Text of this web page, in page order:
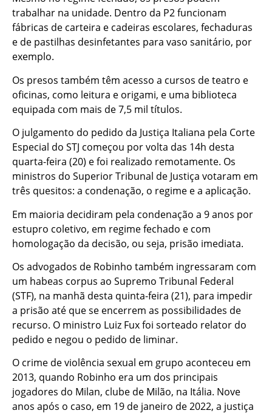
trabalhar na unidade. Dentro da P2 funcionam
fábricas de carteira e cadeiras escolares, fechaduras
e de pastilhas desinfetantes para vaso sanitário, por
exemplo.
Os presos também têm acesso a cursos de teatro e
oficinas, como leitura e origami, e uma biblioteca
equipada com mais de 7,5 mil títulos.
O julgamento do pedido da Justiça Italiana pela Corte
Especial do STJ começou por volta das 14h desta
quarta-feira (20) e foi realizado remotamente. Os
ministros do Superior Tribunal de Justiça votaram em
três quesitos: a condenação, o regime e a aplicação.
Em maioria decidiram pela condenação a 9 anos por
estupro coletivo, em regime fechado e com
homologação da decisão, ou seja, prisão imediata.
Os advogados de Robinho também ingressaram com
um habeas corpus ao Supremo Tribunal Federal
(STF), na manhã desta quinta-feira (21), para impedir
a prisão até que se encerrem as possibilidades de
recurso. O ministro Luiz Fux foi sorteado relator do
pedido e negou o pedido de liminar.
O crime de violência sexual em grupo aconteceu em
2013, quando Robinho era um dos principais
jogadores do Milan, clube de Milão, na Itália. Nove
anos após o caso, em 19 de janeiro de 2022, a justiça